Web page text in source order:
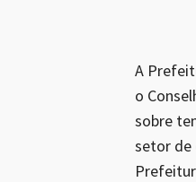
A
o
sobre
setor de